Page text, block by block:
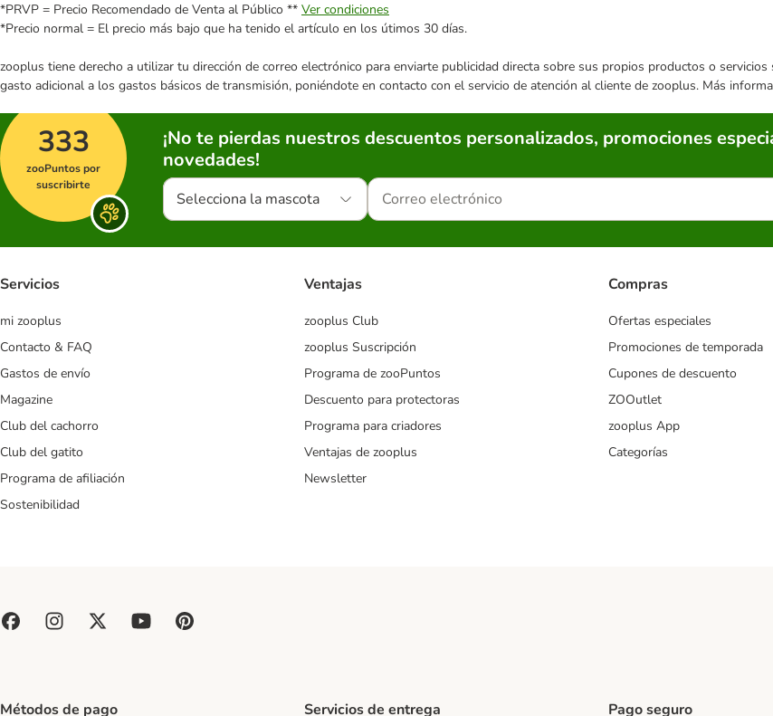
*PRVP = Precio Recomendado de Venta al Público ** Ver condiciones
*Precio normal = El precio más bajo que ha tenido el artículo en los útimos 30 días.
zooplus tiene derecho a utilizar tu dirección de correo electrónico para enviarte publicidad directa sobre sus propios productos o
gasto adicional a los gastos básicos de transmisión, poniéndote en contacto con el servicio de atención al cliente de zooplus. Más
333
zooPuntos por
suscribirte
¡No te pierdas nuestros descuentos personalizados, promociones
novedades!
Selecciona la mascota
Servicios
mi zooplus
Contacto & FAQ
Gastos de envío
Magazine
Club del cachorro
Club del gatito
Programa de afiliación
Sostenibilidad
Ventajas
zooplus Club
zooplus Suscripción
Programa de zooPuntos
Descuento para protectoras
Programa para criadores
Ventajas de zooplus
Newsletter
Compras
Ofertas especiales
Promociones de temporada
Cupones de descuento
ZOOutlet
zooplus App
Categorías
Métodos de pago Servicios de entrega Pago seguro